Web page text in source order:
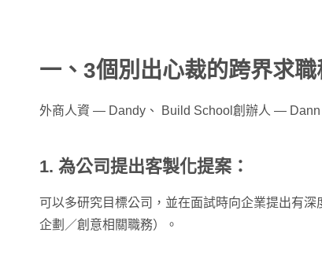
一、 3個別出心裁的跨界求職
外商人資 — Dandy、 Build School創辦人 — Dann
1. 為公司提出客製化提案：
可以多研究目標公司，並在面試時向企業提出有
企劃／創意相關職務）。